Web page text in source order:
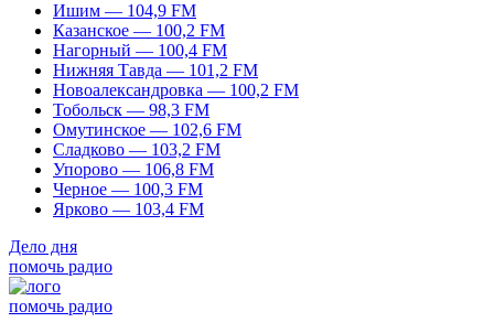
Ишим — 104,9 FM
Казанское — 100,2 FM
Нагорный — 100,4 FM
Нижняя Тавда — 101,2 FM
Новоалександровка — 100,2 FM
Тобольск — 98,3 FM
Омутинское — 102,6 FM
Сладково — 103,2 FM
Упорово — 106,8 FM
Черное — 100,3 FM
Ярково — 103,4 FM
Дело дня
помочь радио
помочь радио